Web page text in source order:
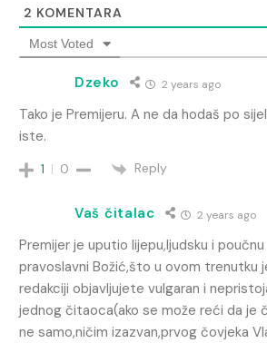
2 KOMENTARA
Most Voted
Dzeko 2 years ago
Tako je Premijeru. A ne da hodaš po
iste.
1 0 Reply
Vaš čitalac 2 years ago
Premijer je uputio lijepu,ljudsku i
pravoslavni Božić,što u ovom trenutku
redakciji objavljujete vulgaran i
jednog čitaoca(ako se može reći da je
ne samo,ničim izazvan,prvog čovjeka